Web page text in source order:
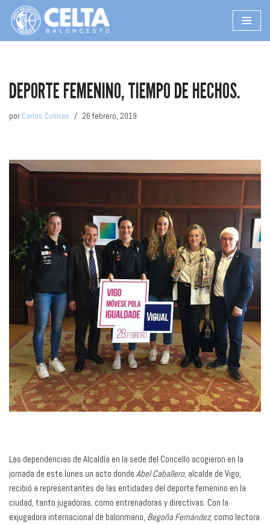
Saltar
DEPORTE FEMENINO, TIEMPO DE HECHOS.
por Carlos Colinas 26 febrero, 2019
Las dependencias de Alcaldía en la sede del Concello acogieron en la
jornada de este lunes un acto donde Abel Caballero, alcalde de Vigo,
recibió a representantes de las entidades del deporte femenino en la
ciudad, tanto jugadoras, como entrenadoras y directivas. Con la
exjugadora internacional de balonmano, Begoña Fernández, como lectora